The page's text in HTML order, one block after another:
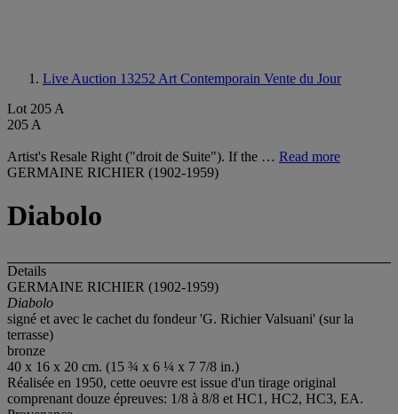
Live Auction 13252 Art Contemporain Vente du Jour
Lot 205 A
205 A
Artist's Resale Right ("droit de Suite"). If the … Read more
GERMAINE RICHIER (1902-1959)
Diabolo
Details
GERMAINE RICHIER (1902-1959)
Diabolo
signé et avec le cachet du fondeur 'G. Richier Valsuani' (sur la
terrasse)
bronze
40 x 16 x 20 cm. (15 ¾ x 6 ¼ x 7 7/8 in.)
Réalisée en 1950, cette oeuvre est issue d'un tirage original
comprenant douze épreuves: 1/8 à 8/8 et HC1, HC2, HC3, EA.